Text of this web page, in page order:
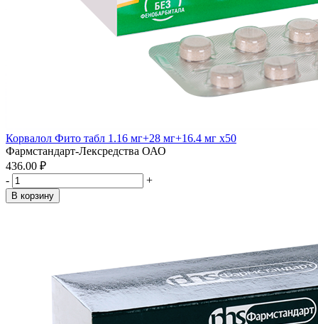
Корвалол Фито табл 1.16 мг+28 мг+16.4 мг x50
Фармстандарт-Лексредства ОАО
436.00 ₽
-
+
В корзину